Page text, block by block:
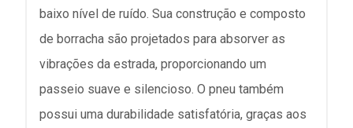
baixo nível de ruído. Sua construção e composto
de borracha são projetados para absorver as
vibrações da estrada, proporcionando um
passeio suave e silencioso. O pneu também
possui uma durabilidade satisfatória, graças aos